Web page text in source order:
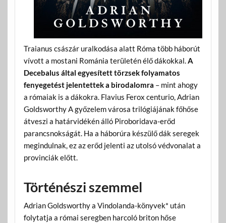
Traianus császár uralkodása alatt Róma több háborút
vívott a mostani Románia területén élő dákokkal.A
Decebalus által egyesített törzsek folyamatos
fenyegetést jelentettek a birodalomra – mint ahogy
a rómaiak is a dákokra. Flavius Ferox centurio, Adrian
Goldsworthy A győzelem városa trilógiájának főhőse
átveszi a határvidékén álló Piroboridava-erőd
parancsnokságát. Ha a háborúra készülő dák seregek
megindulnak, ez az erőd jelenti az utolsó védvonalat a
provinciák előtt.
Történészi szemmel
Adrian Goldsworthy a Vindolanda-könyvek* után
folytatja a római seregben harcoló briton hőse